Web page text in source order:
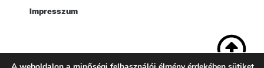
Impresszum